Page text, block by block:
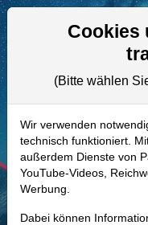
A14YWP |
Aktie
Realtime-Aktienkurs:
- - -
-
Cookies
(Bitte wählen
Wir verwenden
technisch funktioniert.
außerdem Dienste von
YouTube-Videos,
Werbung.
Dabei können